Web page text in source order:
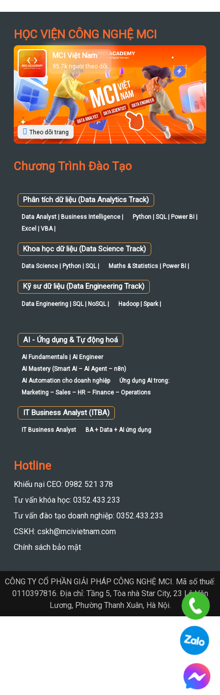
HỌC VIỆN CÔNG NGHỆ MCI
MCI Việt Nam
95.7k người theo dõi
Theo dõi trang
Chương Trình Đào Tạo
Data Analyst | Business Intelligence |
Python | SQL | Power BI |
Excel | VBA |
Khoa học dữ liệu (Data Science Track)
Data Science | Python | SQL | Maths & Statistics | Power BI |
Kỹ sư dữ liệu (Data Engineering Track)
Data Engineering | SQL | NoSQL | Hadoop | Spark |
AI Fundamentals | AI Engineer
AI Mastery (Smart AI – AI Agent – n8n)
AI Automation cho doanh nghiệp
Marketing – Sales – HR – Finance – Operations
IT Business Analyst (ITBA)
IT Business Analyst BA + Data + AI ứng dụng
Khiếu nại CEO: 0982 521 378
0110397816. Địa chỉ: Tầng 5, Tòa nhà Star City, 23 Lê Văn
Lương, Phường Thanh Xuân, Hà Nội.